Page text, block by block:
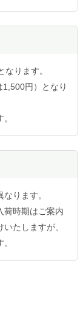
ります。
円）となり
ります。
荷時期はご案内
たしますが、